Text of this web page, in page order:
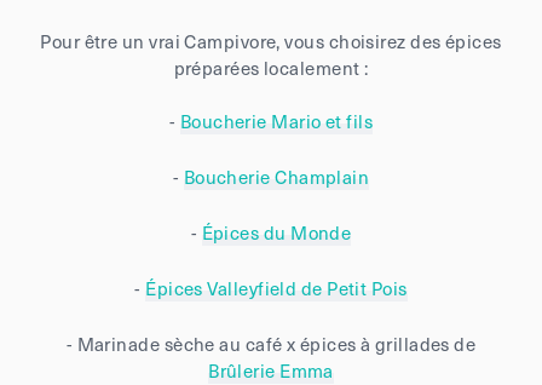
Pour être un vrai Campivore, vous choisirez des épices
préparées localement :
- Boucherie Mario et fils
- Boucherie Champlain
- Épices du Monde
- Épices Valleyfield de Petit Pois
- Marinade sèche au café x épices à grillades de
Brûlerie Emma